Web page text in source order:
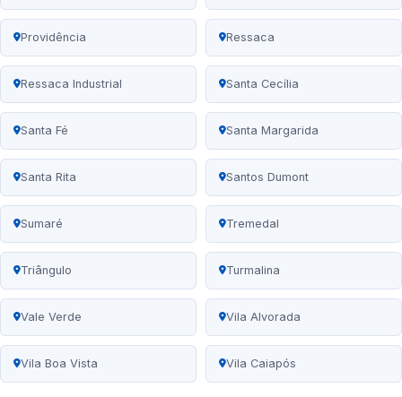
Providência Ressaca
Ressaca Industrial Santa Cecília
Santa Fé Santa Margarida
Santa Rita Santos Dumont
Sumaré Tremedal
Triângulo Turmalina
Vale Verde Vila Alvorada
Vila Boa Vista Vila Caiapós